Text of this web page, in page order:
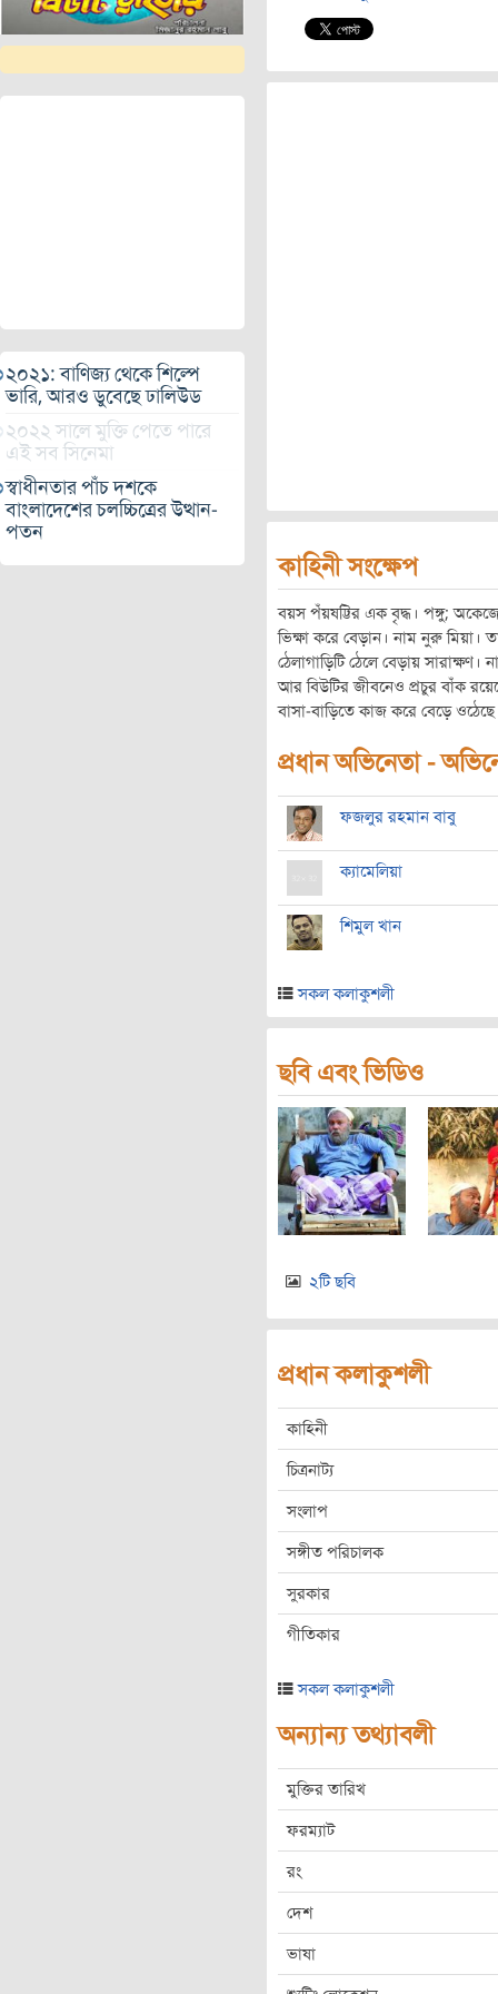
২০২১: বাণিজ্য থেকে শিল্পে
ভারি, আরও ডুবেছে ঢালিউড
২০২২ সালে মুক্তি পেতে পারে
এই সব সিনেমা
স্বাধীনতার পাঁচ দশকে
বাংলাদেশের চলচ্চিত্রের উত্থান-
পতন
কাহিনী সংক্ষেপ
বয়স পঁয়ষট্টির এক বৃদ্ধ। পঙ্গু; অকেজো
ভিক্ষা করে বেড়ান। নাম নুরু মিয়া।
ঠেলাগাড়িটি ঠেলে বেড়ায়
আর বিউটির জীবনেও প্রচুর বাঁক
বাসা-বাড়িতে কাজ করে বেড়ে
প্রধান অভিনেতা -
ফজলুর রহমান বাবু
ক্যামেলিয়া
শিমুল খান
সকল কলাকুশলী
ছবি এবং ভিডিও
২টি ছবি
প্রধান কলাকুশলী
কাহিনী
চিত্রনাট্য
সংলাপ
সঙ্গীত পরিচালক
সুরকার
গীতিকার
সকল কলাকুশলী
অন্যান্য তথ্যাবলী
মুক্তির তারিখ
ফরম্যাট
রং
দেশ
ভাষা